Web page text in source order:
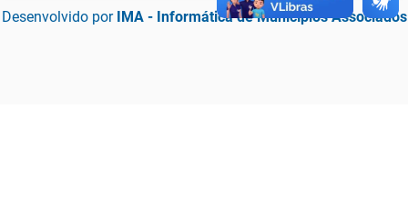
Desenvolvido por IMA - Informática de Municípios Associados